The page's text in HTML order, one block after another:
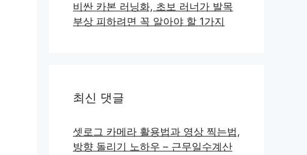
비싼 카본 러닝화, 초보 러너가 발목
부상 피하려면 꼭 알아야 할 1가지
최신 댓글
셋로그 카메라 활용법과 영상 찍는법,
방향 돌리기 노하우 – 근무일수계산